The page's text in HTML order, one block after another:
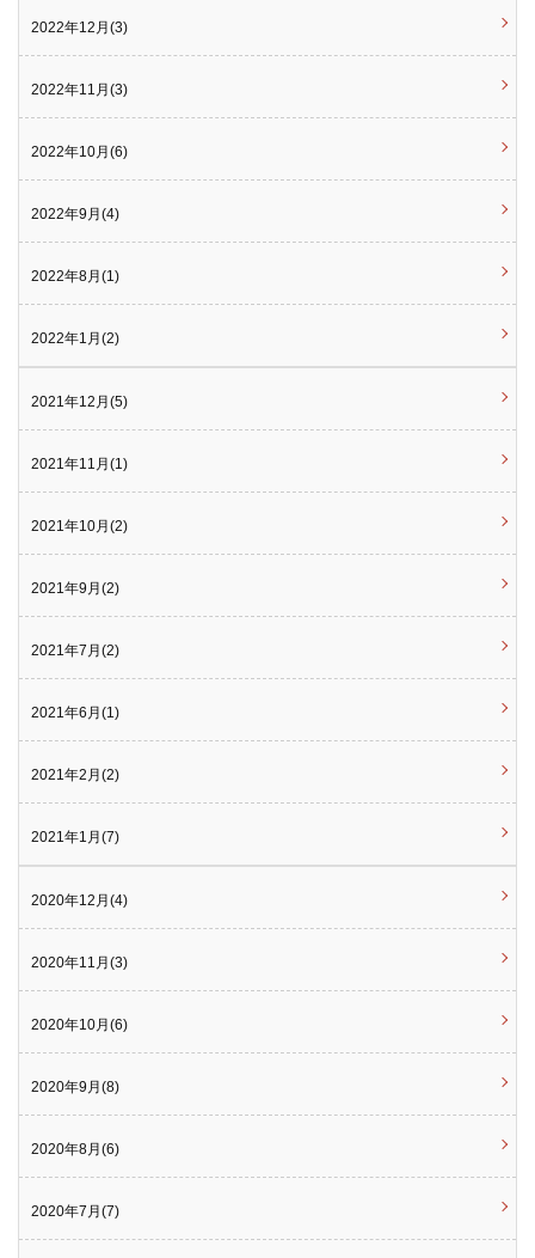
2022年12月(3)
2022年11月(3)
2022年10月(6)
2022年9月(4)
2022年8月(1)
2022年1月(2)
2021年12月(5)
2021年11月(1)
2021年10月(2)
2021年9月(2)
2021年7月(2)
2021年6月(1)
2021年2月(2)
2021年1月(7)
2020年12月(4)
2020年11月(3)
2020年10月(6)
2020年9月(8)
2020年8月(6)
2020年7月(7)